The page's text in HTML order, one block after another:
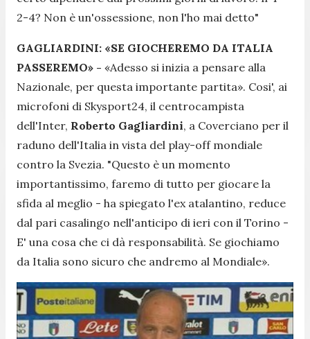
2-4? Non è un'ossessione, non l'ho mai detto"
GAGLIARDINI: «SE GIOCHEREMO DA ITALIA
PASSEREMO» - «Adesso si inizia a pensare alla
Nazionale, per questa importante partita». Cosi', ai
microfoni di Skysport24, il centrocampista
dell'Inter, Roberto Gagliardini, a Coverciano per il
raduno dell'Italia in vista del play-off mondiale
contro la Svezia. "Questo è un momento
importantissimo, faremo di tutto per giocare la
sfida al meglio - ha spiegato l'ex atalantino, reduce
dal pari casalingo nell'anticipo di ieri con il Torino -
E' una cosa che ci dà responsabilità. Se giochiamo
da Italia sono sicuro che andremo al Mondiale».